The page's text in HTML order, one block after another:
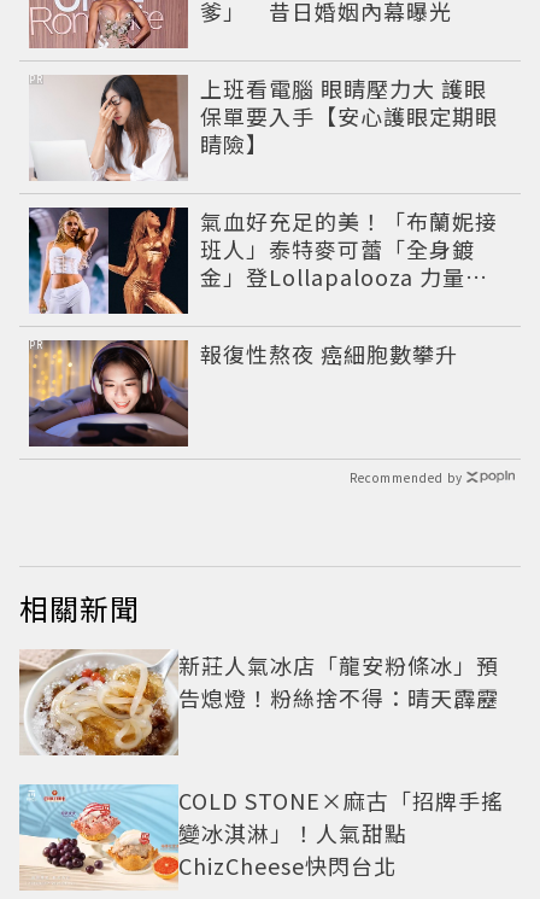
爹」 昔日婚姻內幕曝光
上班看電腦 眼睛壓力大 護眼
保單要入手【安心護眼定期眼
睛險】
PR
氣血好充足的美！「布蘭妮接
班人」泰特麥可蕾「全身鍍
金」登Lollapalooza 力量感
報復性熬夜 癌細胞數攀升
PR
Recommended by
相關新聞
新莊人氣冰店「龍安粉條冰」預
告熄燈！粉絲捨不得：晴天霹靂
COLD STONE×麻古「招牌手搖
變冰淇淋」！人氣甜點
ChizCheese快閃台北